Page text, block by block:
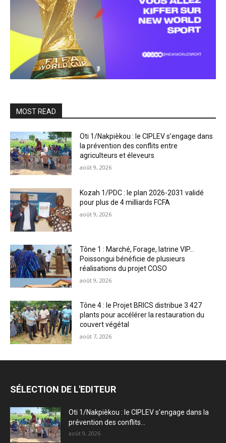
MOST READ
Oti 1/Nakpièkou : le CIPLEV s’engage dans
la prévention des conflits entre
agriculteurs et éleveurs
août 9, 2026
Kozah 1/PDC : le plan 2026-2031 validé
pour plus de 4 milliards FCFA
août 9, 2026
Tône 1 : Marché, Forage, latrine VIP…
Poissongui bénéficie de plusieurs
réalisations du projet COSO
août 9, 2026
Tône 4 : le Projet BRICS distribue 3 427
plants pour accélérer la restauration du
couvert végétal
août 7, 2026
SÉLECTION DE L'EDITEUR
Oti 1/Nakpièkou : le CIPLEV s’engage dans la
prévention des conflits...
août 9, 2026